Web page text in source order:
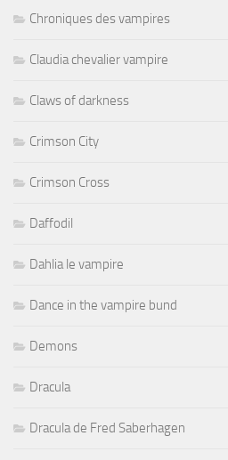
Chroniques des vampires
Claudia chevalier vampire
Claws of darkness
Crimson City
Crimson Cross
Daffodil
Dahlia le vampire
Dance in the vampire bund
Demons
Dracula
Dracula de Fred Saberhagen